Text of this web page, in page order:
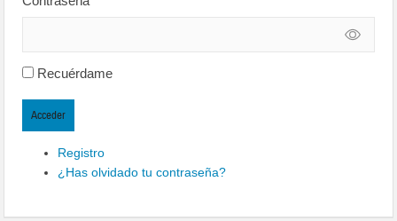
Recuérdame
Acceder
Registro
¿Has olvidado tu contraseña?